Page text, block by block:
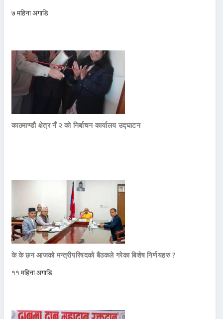
७ महिना अगाडि
काठमाण्डौ क्षेत्र नँ २ को निर्बाचन कार्यालय उद्घाटन
के के छन आजको मन्त्रीपरिषदको बैठकले गरेका बिशेष निर्णयहरु ?
११ महिना अगाडि